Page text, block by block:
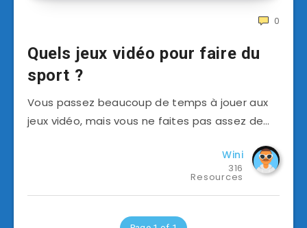
0
Quels jeux vidéo pour faire du
sport ?
Vous passez beaucoup de temps à jouer aux
jeux vidéo, mais vous ne faites pas assez de…
Wini
316
Resources